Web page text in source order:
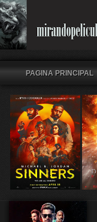
PAGINA PRINCIPAL